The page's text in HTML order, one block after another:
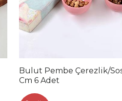
Bulut Pembe Çerezlik/
Cm 6 Adet